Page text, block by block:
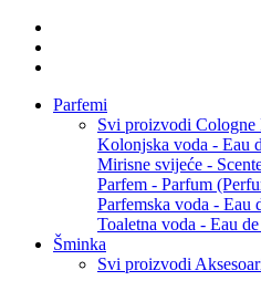
Parfemi
Svi proizvodi Cologne
Kolonjska voda - Eau
Mirisne svijeće -
Parfem - Parfum
Parfemska voda - Eau
Toaletna voda - Eau
Šminka
Svi proizvodi